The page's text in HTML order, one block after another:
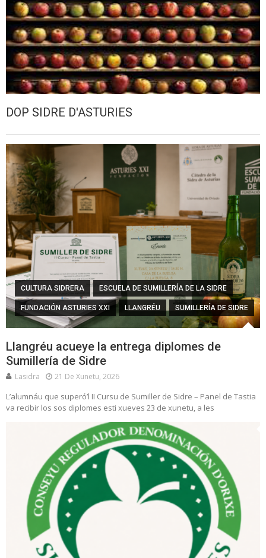
DOP SIDRE D'ASTURIES
CULTURA SIDRERA ESCUELA DE SUMILLERÍA DE LA SIDRE
FUNDACIÓN ASTURIES XXI LLANGRÉU SUMILLERÍA DE SIDRE
Llangréu acueye la entrega diplomes de
Sumillería de Sidre
Lasidra 21 De Xunetu, 2026
L’alumnáu que superó’l II Cursu de Sumiller de Sidre – Panel de Tastia
va recibir los sos diplomes esti xueves 23 de xunetu, a les